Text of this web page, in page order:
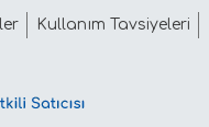
Kullanım Tavsiyeleri